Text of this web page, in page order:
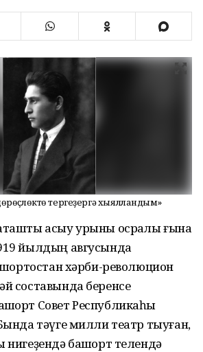
тергеҙергә хыялландым»
асыу урыны осраҡлы ғына
йылдың авгусында
хәрби-революцион
составында беренсе
Совет Республикаһы
тәүге милли театр тыуған,
башҡорт телендә